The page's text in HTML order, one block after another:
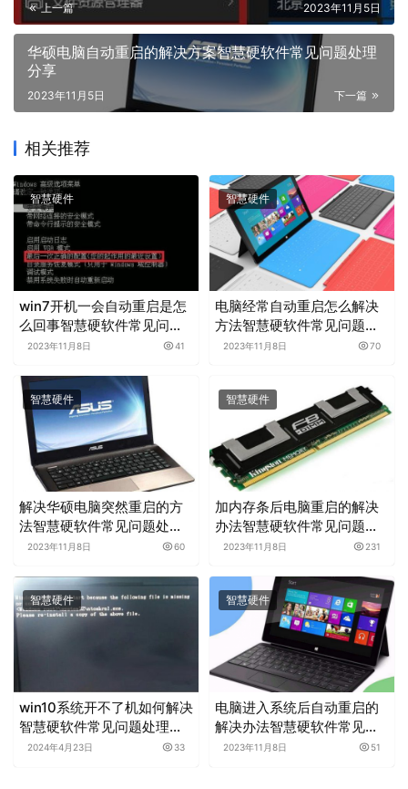
上一篇 2023年11月5日
华硕电脑自动重启的解决方案智慧硬软件常见问题处理
分享
下一篇
2023年11月5日
相关推荐
智慧硬件
win7开机一会自动重启是怎
么回事智慧硬软件常见问题
处理分享
2023年11月8日 41
智慧硬件
电脑经常自动重启怎么解决
方法智慧硬软件常见问题处
理分享
2023年11月8日 70
智慧硬件
解决华硕电脑突然重启的方
法智慧硬软件常见问题处理
分享
2023年11月8日 60
智慧硬件
加内存条后电脑重启的解决
办法智慧硬软件常见问题处
理分享
2023年11月8日 231
智慧硬件
win10系统开不了机如何解决
智慧硬软件常见问题处理分
享2024年4月23日 33
智慧硬件
电脑进入系统后自动重启的
解决办法智慧硬软件常见问
题处理分享
2023年11月8日 51